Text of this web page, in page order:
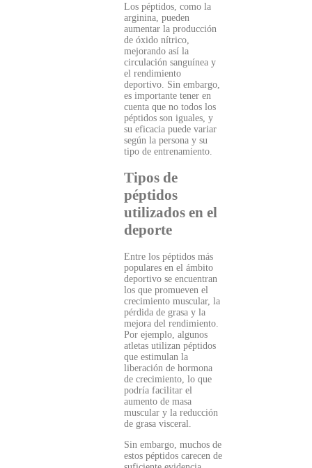
Los péptidos, como la
arginina, pueden
aumentar la producción
de óxido nítrico,
mejorando así la
circulación sanguínea y
el rendimiento
deportivo. Sin embargo,
es importante tener en
cuenta que no todos los
péptidos son iguales, y
su eficacia puede variar
según la persona y su
tipo de entrenamiento.
Tipos de
péptidos
utilizados en el
deporte
Entre los péptidos más
populares en el ámbito
deportivo se encuentran
los que promueven el
crecimiento muscular, la
pérdida de grasa y la
mejora del rendimiento.
Por ejemplo, algunos
atletas utilizan péptidos
que estimulan la
liberación de hormona
de crecimiento, lo que
podría facilitar el
aumento de masa
muscular y la reducción
de grasa visceral.
Sin embargo, muchos de
estos péptidos carecen de